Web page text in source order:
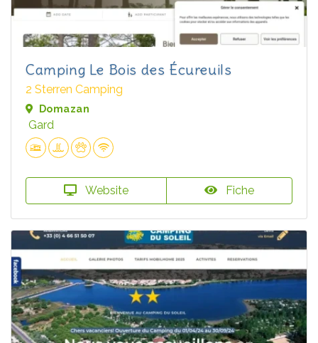
Camping Le Bois des Écureuils
2 Sterren Camping
Domazan
Gard
Website Fiche